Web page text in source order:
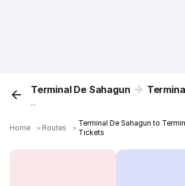
Terminal De Sahagun Terminal De
...
Home ＞ Routes ＞
Terminal De Sahagun to
Tickets